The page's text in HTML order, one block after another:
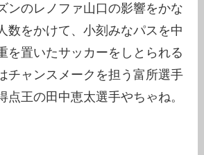
ンのレノファ山口の影響をかな
数をかけて、小刻みなパスを中
を置いたサッカーをしとられる
チャンスメークを担う富所選手
点王の田中恵太選手やちゃね。